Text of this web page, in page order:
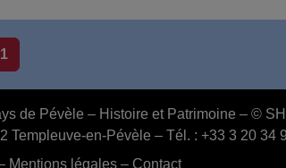
1
de Pévèle – Histoire et Patrimoine – ©
Templeuve-en-Pévèle – Tél. : +33 3 20 34
Mentions légales – Contact